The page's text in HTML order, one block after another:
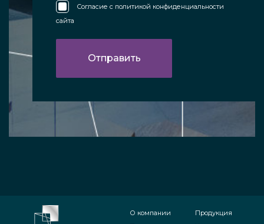
Согласие с политикой конфиденциальности
сайта
О компании
Продукция